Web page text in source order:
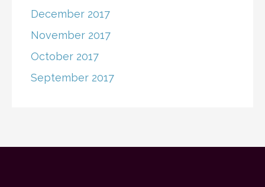
December 2017
November 2017
October 2017
September 2017